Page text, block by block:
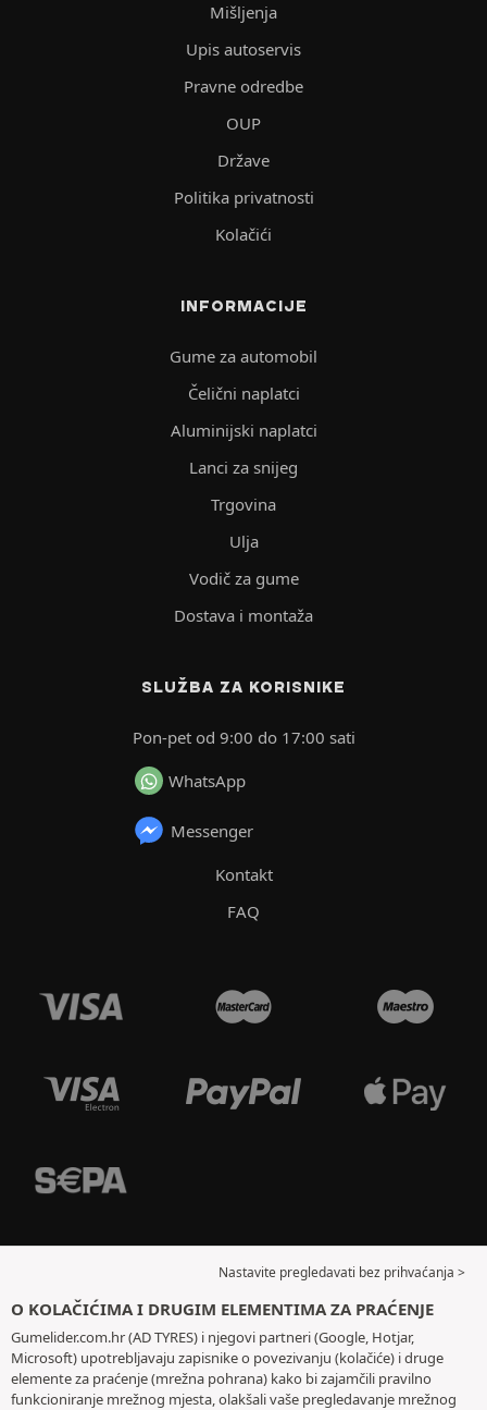
Mišljenja
Upis autoservis
Pravne odredbe
OUP
Države
Politika privatnosti
Kolačići
INFORMACIJE
Gume za automobil
Čelični naplatci
Aluminijski naplatci
Lanci za snijeg
Trgovina
Ulja
Vodič za gume
Dostava i montaža
SLUŽBA ZA KORISNIKE
Pon-pet od 9:00 do 17:00 sati
WhatsApp
Messenger
Kontakt
FAQ
Nastavite pregledavati bez prihvaćanja >
O KOLAČIĆIMA I DRUGIM ELEMENTIMA ZA PRAĆENJE
Gumelider.com.hr (AD TYRES) i njegovi partneri (Google, Hotjar,
Microsoft) upotrebljavaju zapisnike o povezivanju (kolačiće) i druge
elemente za praćenje (mrežna pohrana) kako bi zajamčili pravilno
funkcioniranje mrežnog mjesta, olakšali vaše pregledavanje mrežnog